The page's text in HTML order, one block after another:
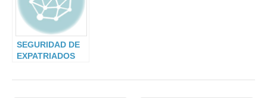
SEGURIDAD DE
EXPATRIADOS
COVID-19 (I)